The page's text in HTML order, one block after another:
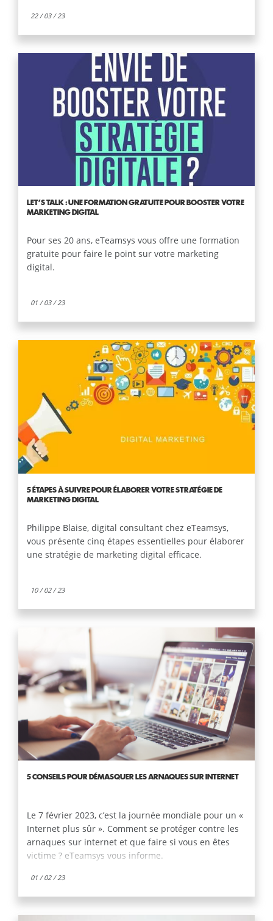
entreprise.
22 / 03 / 23
LET’S TALK : UNE FORMATION GRATUITE POUR BOOSTER VOTRE
MARKETING DIGITAL
Pour ses 20 ans, eTeamsys vous offre une formation
gratuite pour faire le point sur votre marketing
digital.
01 / 03 / 23
5 ÉTAPES À SUIVRE POUR ÉLABORER VOTRE STRATÉGIE DE
MARKETING DIGITAL
Philippe Blaise, digital consultant chez eTeamsys,
vous présente cinq étapes essentielles pour élaborer
une stratégie de marketing digital efficace.
10 / 02 / 23
5 CONSEILS POUR DÉMASQUER LES ARNAQUES SUR INTERNET
Le 7 février 2023, c’est la journée mondiale pour un «
Internet plus sûr ». Comment se protéger contre les
arnaques sur internet et que faire si vous en êtes
victime ? eTeamsys vous informe.
01 / 02 / 23